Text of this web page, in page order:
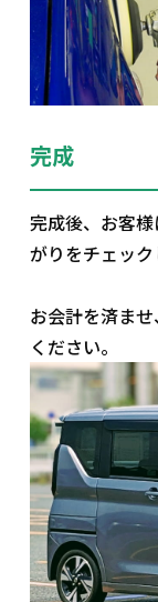
完成
完成後、お客
がりをチェック
お会計を済ま
ください。